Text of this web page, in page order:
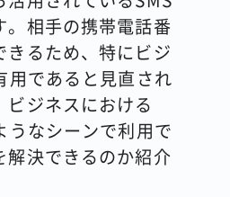
相手の携帯電話番
るため、特にビジ
用であると見直され
ジネスにおける
うなシーンで利用で
解決できるのか紹介